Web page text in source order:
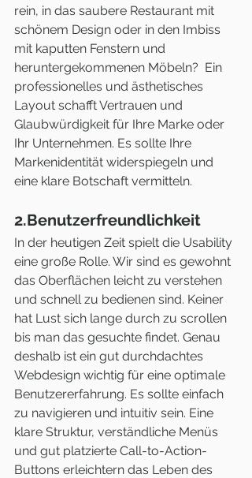
rein, in das saubere Restaurant mit
schönem Design oder in den Imbiss
mit kaputten Fenstern und
heruntergekommenen Möbeln?  Ein
professionelles und ästhetisches
Layout schafft Vertrauen und
Glaubwürdigkeit für Ihre Marke oder
Ihr Unternehmen. Es sollte Ihre
Markenidentität widerspiegeln und
eine klare Botschaft vermitteln.
2.Benutzerfreundlichkeit
In der heutigen Zeit spielt die Usability
eine große Rolle. Wir sind es gewohnt
das Oberflächen leicht zu verstehen
und schnell zu bedienen sind. Keiner
hat Lust sich lange durch zu scrollen
bis man das gesuchte findet. Genau
deshalb ist ein gut durchdachtes
Webdesign wichtig für eine optimale
Benutzererfahrung. Es sollte einfach
zu navigieren und intuitiv sein. Eine
klare Struktur, verständliche Menüs
und gut platzierte Call-to-Action-
Buttons erleichtern das Leben des